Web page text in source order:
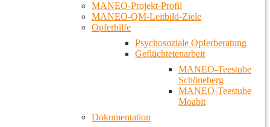
MANEO-Projekt-Profil
MANEO-QM-Leitbild-Ziele
Opferhilfe
Psychosoziale Opferberatung
Geflüchtetenarbeit
MANEO-Teestube
Schöneberg
MANEO-Teestube
Moabit
Dokumentation